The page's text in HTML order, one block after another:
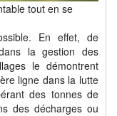
tout en se
En effet, de
la gestion des
le démontrent
ligne dans la lutte
des tonnes de
des décharges ou